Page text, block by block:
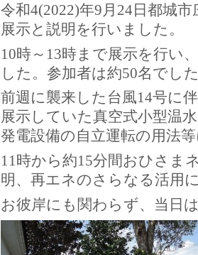
令和4(2022)年9月24日都城
展示と説明を行いました。
10時～13時まで展示を行い
した。参加者は約50名でし
前週に襲来した台風14号に
展示していた真空式小型温
発電設備の自立運転の用法
11時から約15分間おひさま
明、再エネのさらなる活用
お彼岸にも関わらず、当日